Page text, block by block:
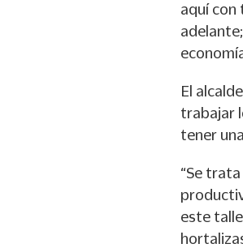
aquí con
El
trabajar
tener
“Se
este